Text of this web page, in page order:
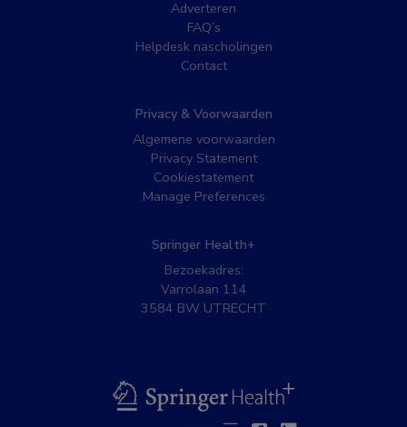
Adverteren
FAQ’s
Helpdesk nascholingen
Contact
Privacy & Voorwaarden
Algemene voorwaarden
Privacy Statement
Cookiestatement
Manage Preferences
Springer Health+
Bezoekadres:
Varrolaan 114
3584 BW UTRECHT
BSL